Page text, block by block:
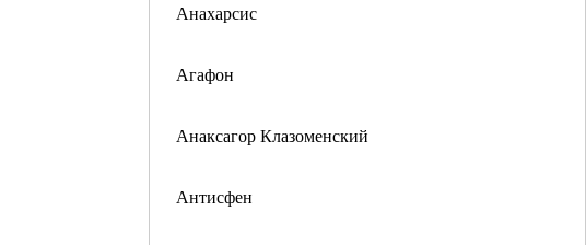
Анахарсис
Агафон
Анаксагор Клазоменский
Антисфен